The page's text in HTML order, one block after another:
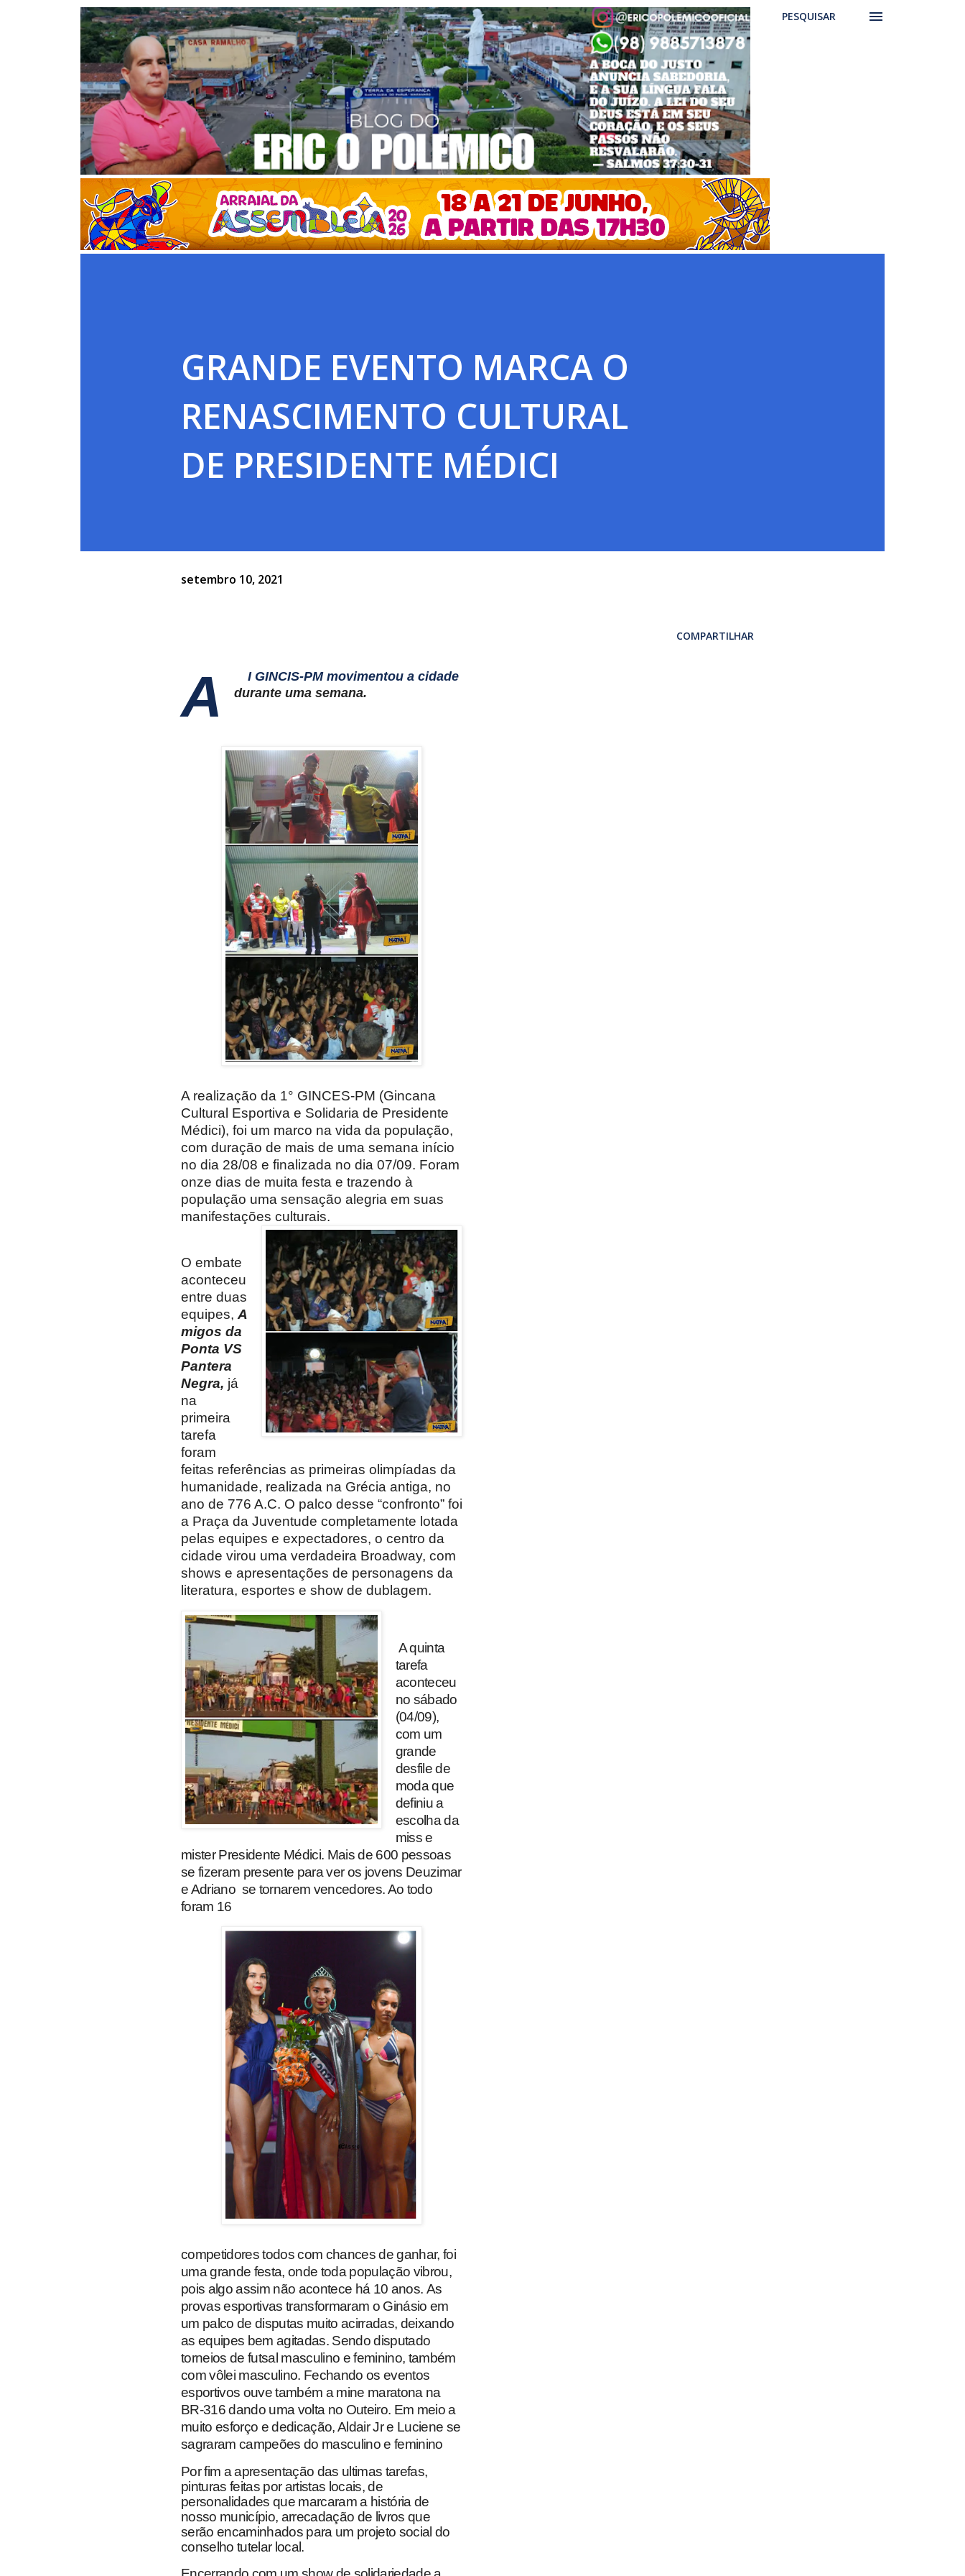
Pular para o conteúdo principal PESQUISAR
GRANDE EVENTO MARCA O
RENASCIMENTO CULTURAL
DE PRESIDENTE MÉDICI
setembro 10, 2021
A
I GINCIS-PM movimentou a cidade
durante uma semana.
A realização da 1° GINCES-PM (Gincana
Cultural Esportiva e Solidaria de Presidente
Médici), foi um marco na vida da população,
com duração de mais de uma semana início
no dia 28/08 e finalizada no dia 07/09. Foram
onze dias de muita festa e trazendo à
população uma sensação alegria em suas
manifestações culturais.
O embate
aconteceu
entre duas
equipes, A
migos da
Ponta VS
Pantera
Negra, já
na
primeira
tarefa
foram
feitas referências as primeiras olimpíadas da
humanidade, realizada na Grécia antiga, no
ano de 776 A.C. O palco desse “confronto” foi
a Praça da Juventude completamente lotada
pelas equipes e expectadores, o centro da
cidade virou uma verdadeira Broadway, com
shows e apresentações de personagens da
literatura, esportes e show de dublagem.
A quinta
tarefa
aconteceu
no sábado
(04/09),
com um
grande
desfile de
moda que
definiu a
escolha da
miss e
mister Presidente Médici. Mais de 600 pessoas
se fizeram presente para ver os jovens Deuzimar
e Adriano se tornarem vencedores. Ao todo
foram 16
competidores todos com chances de ganhar, foi
uma grande festa, onde toda população vibrou,
pois algo assim não acontece há 10 anos. As
provas esportivas transformaram o Ginásio em
um palco de disputas muito acirradas, deixando
as equipes bem agitadas. Sendo disputado
torneios de futsal masculino e feminino, também
com vôlei masculino. Fechando os eventos
esportivos ouve também a mine maratona na
BR-316 dando uma volta no Outeiro. Em meio a
muito esforço e dedicação, Aldair Jr e Luciene se
sagraram campeões do masculino e feminino
Por fim a apresentação das ultimas tarefas,
pinturas feitas por artistas locais, de
personalidades que marcaram a história de
nosso município, arrecadação de livros que
serão encaminhados para um projeto social do
conselho tutelar local.
COMPARTILHAR